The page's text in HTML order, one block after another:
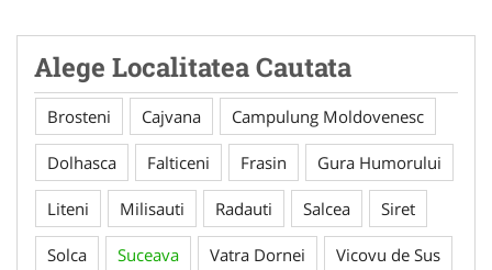
Alege Localitatea Cautata
Brosteni Cajvana Campulung Moldovenesc
Dolhasca Falticeni Frasin Gura Humorului
Liteni Milisauti Radauti Salcea Siret
Solca Suceava Vatra Dornei Vicovu de Sus